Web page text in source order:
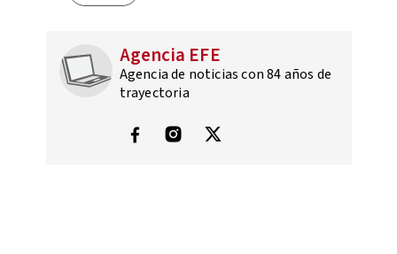
Agencia EFE
Agencia de noticias con 84 años de
trayectoria